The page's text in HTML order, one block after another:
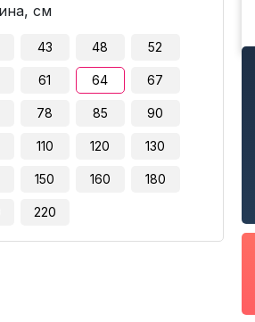
см
43 48 52
61 64 67
78 85 90
110 120 130
150 160 180
220